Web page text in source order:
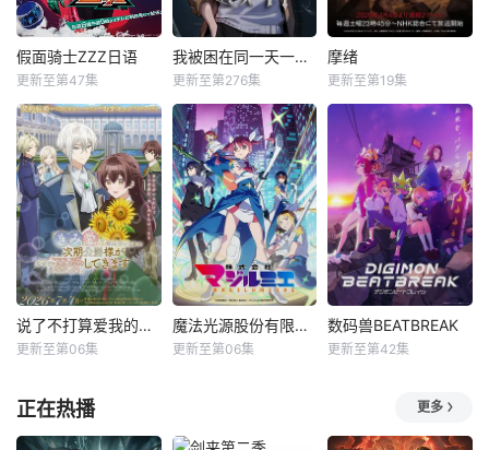
假面骑士ZZZ日语
更新至第47集
我被困在同一天一千年动态漫
更新至第276集
摩绪
更新至第19集
说了不打算爱我的公爵继承人，不知为何对我宠爱有加
更新至第06集
魔法光源股份有限公司第二季
更新至第06集
数码兽BEATBREAK
更新至第42集
正在热播 更多